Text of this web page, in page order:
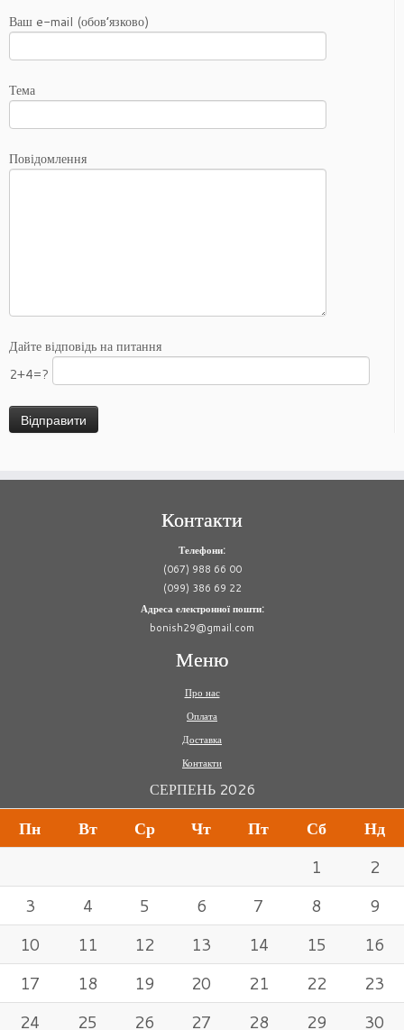
Ваш e-mail (обов’язково)
Тема
Повідомлення
Дайте відповідь на питання
2+4=?
Контакти
Телефони:
(067) 988 66 00
(099) 386 69 22
Адреса електронної пошти:
bonish29@gmail.com
Меню
Про нас
Оплата
Доставка
Контакти
СЕРПЕНЬ 2026
Пн Вт Ср Чт Пт Сб
Нд
1
2
3
4 5 6 7 8
9
10
11 12 13 14 15
16
17
18 19 20 21 22
23
24
25 26 27 28 29 30